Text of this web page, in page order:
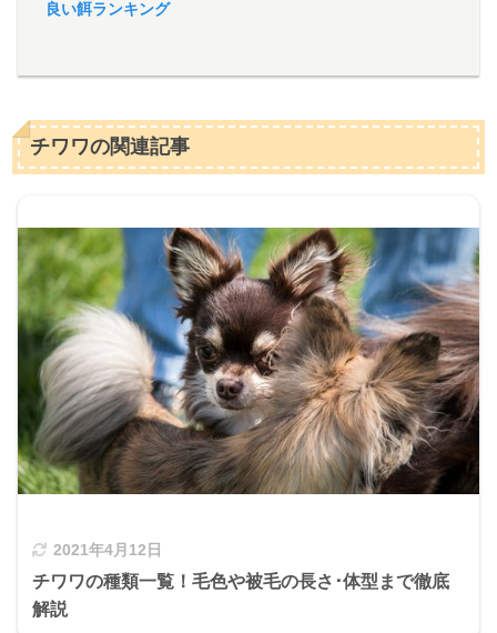
良い餌ランキング
チワワの関連記事
2021年4月12日
チワワの種類一覧！毛色や被毛の長さ･体型まで徹底
解説